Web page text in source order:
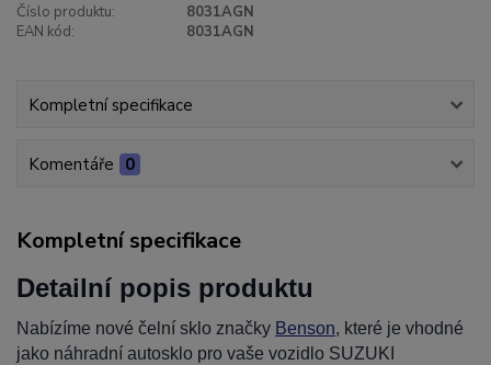
Číslo produktu:
8031AGN
EAN kód:
8031AGN
Kompletní specifikace
Komentáře 0
Kompletní specifikace
Detailní popis produktu
Nabízíme nové čelní sklo značky Benson, které je vhodné
jako náhradní autosklo pro vaše vozidlo SUZUKI